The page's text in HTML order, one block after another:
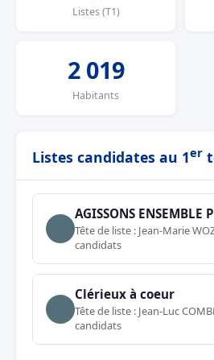
Listes (T1)
2 019
Habitants
Listes candidates au 1er
AGISSONS ENSEMBLE
Tête de liste : Jean-Marie
candidats
Clérieux à coeur
Tête de liste : Jean-Luc
candidats